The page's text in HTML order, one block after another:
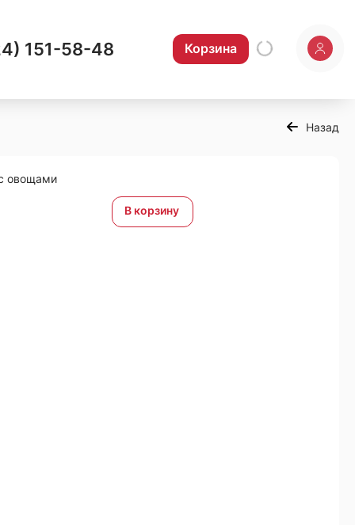
151-58-48 Корзина
Назад
овощами
В корзину